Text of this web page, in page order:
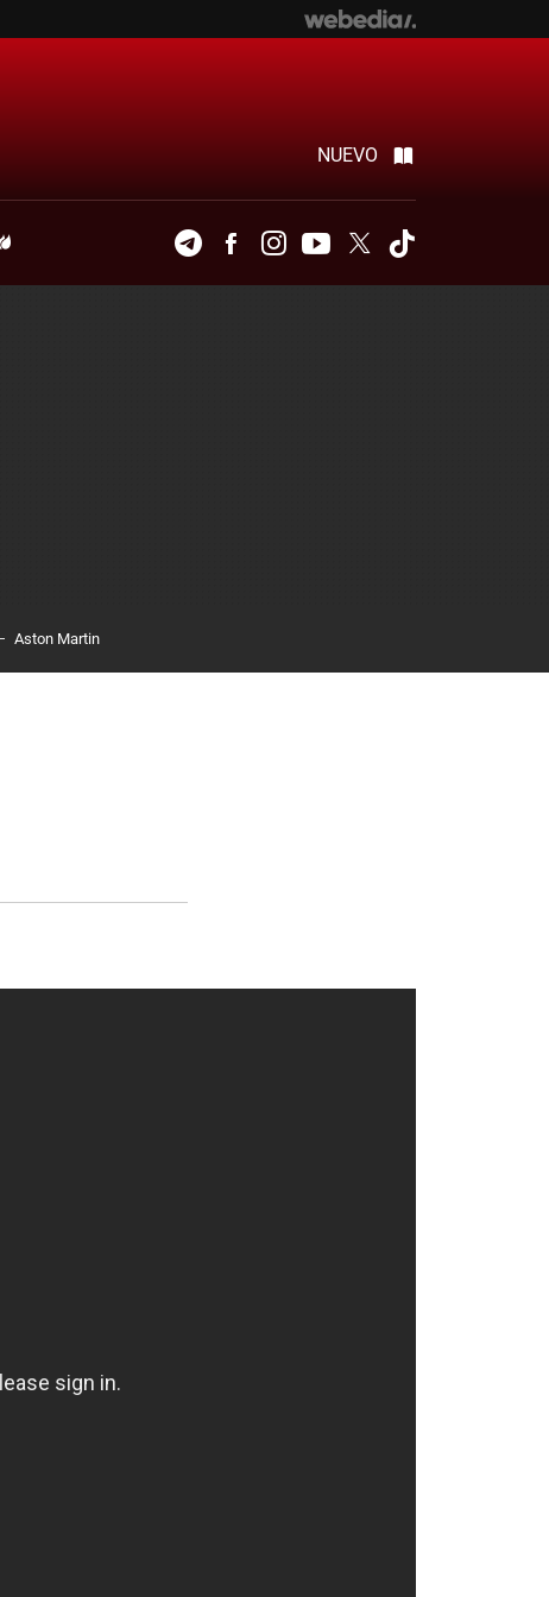
NUEVO
TelegramFacebookInstagramYoutubeTwitter
Aston Martin